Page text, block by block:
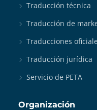
Traducción técnica
Traducción de
Traducciones
Traducción jurídica
Servicio de PETA
Organización